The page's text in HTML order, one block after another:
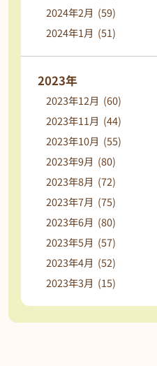
2024年2月 (59)
2024年1月 (51)
2023年
2023年12月 (60)
2023年11月 (44)
2023年10月 (55)
2023年9月 (80)
2023年8月 (72)
2023年7月 (75)
2023年6月 (80)
2023年5月 (57)
2023年4月 (52)
2023年3月 (15)